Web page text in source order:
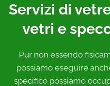
Servizi di
vetri e
Pur non essendo
possiamo eseguire
specifico possiamo